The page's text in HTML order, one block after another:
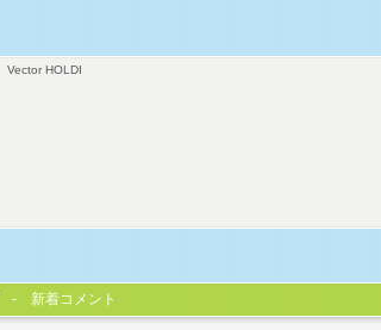
Vector HOLDI
新着コメント